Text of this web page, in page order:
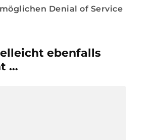
Denial of Service
ebenfalls
…